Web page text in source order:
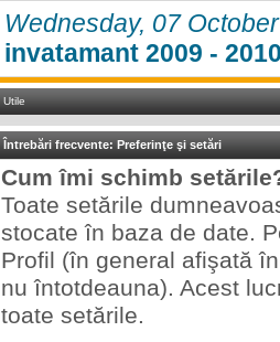
Wednesday, 07
invatamant 2009 -
Utile
Întrebări frecvente: Preferinţe şi setări
Cum îmi schimb
Toate setările
stocate în baza de date.
Profil (în general afişată
nu întotdeauna). Acest
toate setările.